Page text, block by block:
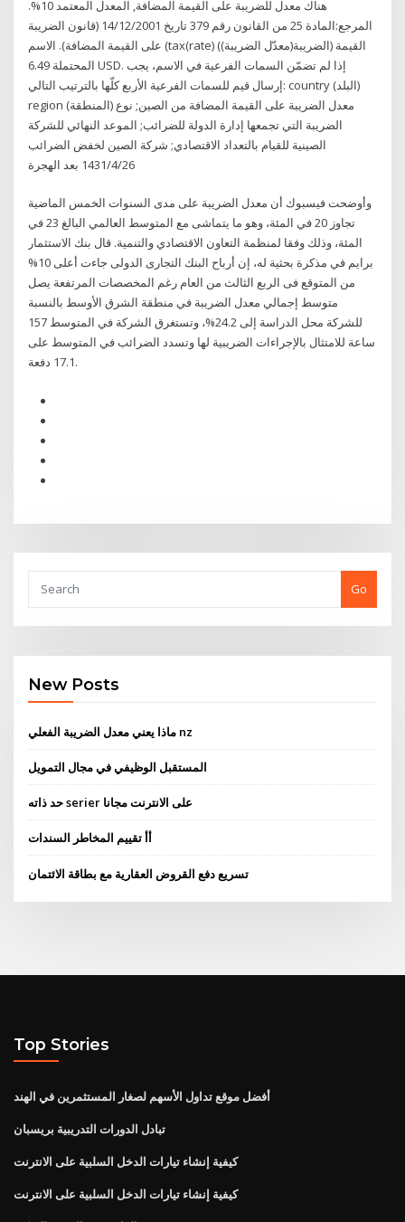
هناك معدل للضريبة على القيمة المضافة, المعدل المعتمد 10%.
المرجع:المادة 25 من القانون رقم 379 تاريخ 14/12/2001 (قانون الضريبة
على القيمة المضافة). الاسم (tax(rate) (الضريبة(معدّل الضريبة)) القيمة
المحتملة 6.49 USD. إذا لم تضمّن السمات الفرعية في الاسم، يجب
إرسال قيم للسمات الفرعية الأربع كلّها بالترتيب التالي: country (البلد)
region (المنطقة) معدل الضريبة على القيمة المضافة من الصين; نوع
الضريبة التي تجمعها إدارة الدولة للضرائب; الموعد النهائي للشركة
الصينية للقيام بالتعداد الاقتصادي; شركة الصين لخفض الضرائب
26‏‏/4‏‏/1431 بعد الهجرة
وأوضحت فيسبوك أن معدل الضريبة على مدى السنوات الخمس الماضية
تجاوز 20 في المئة، وهو ما يتماشى مع المتوسط العالمي البالغ 23 في
المئة، وذلك وفقا لمنظمة التعاون الاقتصادي والتنمية. قال بنك الاستثمار
برايم في مذكرة بحثية له، إن أرباح البنك التجارى الدولى جاءت أعلى 10%
من المتوقع فى الربع الثالث من العام رغم المخصصات المرتفعة يصل
متوسط إجمالي معدل الضريبة في منطقة الشرق الأوسط بالنسبة
للشركة محل الدراسة إلى 24.2%، وتستغرق الشركة في المتوسط 157
ساعة للامتثال بالإجراءات الضريبية لها وتسدد الضرائب في المتوسط على
17.1 دفعة.
Go
New Posts
ماذا يعني معدل الضريبة الفعلي nz
المستقبل الوظيفي في مجال التمويل
حد ذاته serier على الانترنت مجانا
أأ تقييم المخاطر السندات
تسريع دفع القروض العقارية مع بطاقة الائتمان
Top Stories
أفضل موقع تداول الأسهم لصغار المستثمرين في الهند
تبادل الدورات التدريبية بريسبان
كيفية إنشاء تيارات الدخل السلبية على الانترنت
كيفية إنشاء تيارات الدخل السلبية على الانترنت